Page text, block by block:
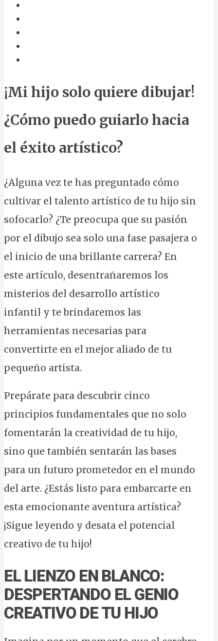
¡Mi hijo solo quiere dibujar!
¿Cómo puedo guiarlo hacia
el éxito artístico?
¿Alguna vez te has preguntado cómo
cultivar el talento artístico de tu hijo sin
sofocarlo? ¿Te preocupa que su pasión
por el dibujo sea solo una fase pasajera o
el inicio de una brillante carrera? En
este artículo, desentrañaremos los
misterios del desarrollo artístico
infantil y te brindaremos las
herramientas necesarias para
convertirte en el mejor aliado de tu
pequeño artista.
Prepárate para descubrir cinco
principios fundamentales que no solo
fomentarán la creatividad de tu hijo,
sino que también sentarán las bases
para un futuro prometedor en el mundo
del arte. ¿Estás listo para embarcarte en
esta emocionante aventura artística?
¡Sigue leyendo y desata el potencial
creativo de tu hijo!
EL LIENZO EN BLANCO:
DESPERTANDO EL GENIO
CREATIVO DE TU HIJO